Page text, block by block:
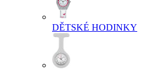
DĚTSKÉ HODINKY